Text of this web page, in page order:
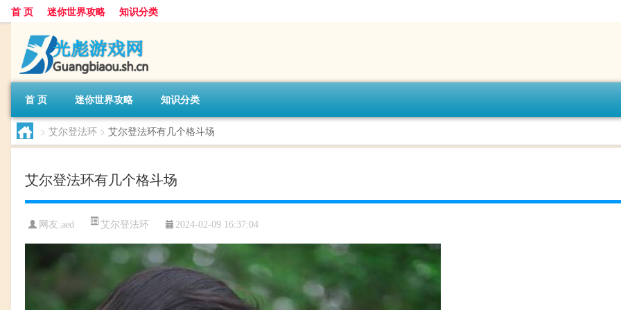
首 页 迷你世界攻略 知识分类
首 页 迷你世界攻略 知识分类
> 艾尔登法环 > 艾尔登法环有几个格斗场
艾尔登法环有几个格斗场
网友:aed 艾尔登法环 2024-02-09 16:37:04